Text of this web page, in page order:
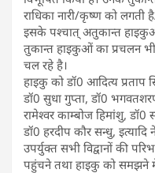
राधिका नारी/कृष्ण को लगती
इसके पश्चात् अतुकान्त
तुकान्त हाइकुओं का प्रचलन
चल रहे है।
हाइकु को डॉ0 आदित्य प्रताप
डॉ0 सुधा गुप्ता, डॉ0 भगवतशरण
रामेश्वर काम्बोज हिमांशु,
डॉ0 हरदीप कौर सन्धु,
उपर्युक्त सभी विद्वानों की
पहुंचने तथा हाइकु को